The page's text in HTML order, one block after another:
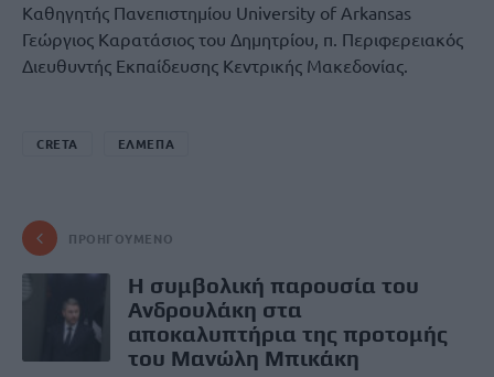
Καθηγητής Πανεπιστημίου University of Arkansas
Γεώργιος Καρατάσιος του Δημητρίου, π. Περιφερειακός
Διευθυντής Εκπαίδευσης Κεντρικής Μακεδονίας.
CRETA ΕΛΜΕΠΑ
ΠΡΟΗΓΟΎΜΕΝΟ
Η συμβολική παρουσία του
Ανδρουλάκη στα
αποκαλυπτήρια της προτομής
του Μανώλη Μπικάκη